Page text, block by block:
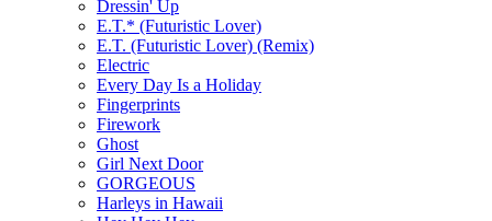
Dressin' Up
E.T.* (Futuristic Lover)
E.T. (Futuristic Lover) (Remix)
Electric
Every Day Is a Holiday
Fingerprints
Firework
Ghost
Girl Next Door
GORGEOUS
Harleys in Hawaii